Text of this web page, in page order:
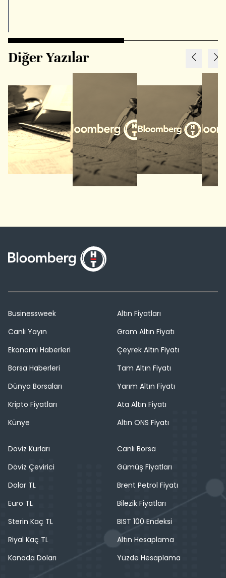
Diğer Yazılar
Businessweek
Canlı Yayın
Ekonomi Haberleri
Borsa Haberleri
Dünya Borsaları
Kripto Fiyatları
Künye
Altın Fiyatları
Gram Altın Fiyatı
Çeyrek Altın Fiyatı
Tam Altın Fiyatı
Yarım Altın Fiyatı
Ata Altın Fiyatı
Altın ONS Fiyatı
Döviz Kurları
Döviz Çevirici
Dolar TL
Euro TL
Sterin Kaç TL
Riyal Kaç TL
Kanada Doları
Canlı Borsa
Gümüş Fiyatları
Brent Petrol Fiyatı
Bilezik Fiyatları
BIST 100 Endeksi
Altın Hesaplama
Yüzde Hesaplama